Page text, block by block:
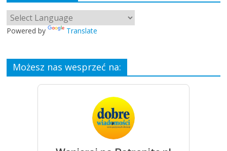
Powered by Translate
Możesz nas wesprzeć na: